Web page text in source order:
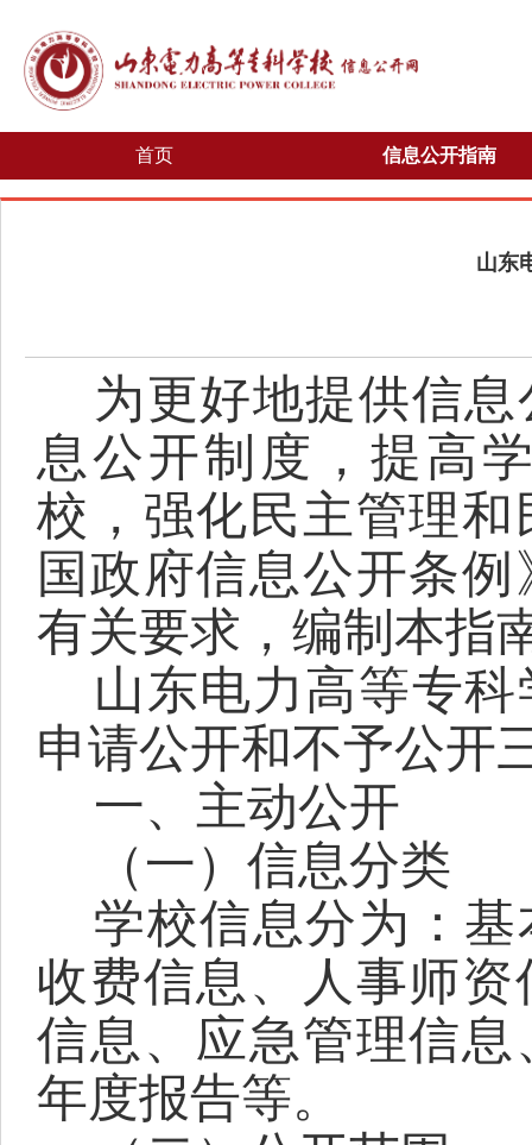
首页 信息公开指南
山东
为更好地提供信
息公开制度，提高
校，强化民主管理
国政府信息公开条
有关要求，编制本指
山东电力高等专
申请公开和不予公开
一、主动公开
（一）信息分类
学校信息分为：
收费信息、人事师
信息、应急管理信
年度报告等。